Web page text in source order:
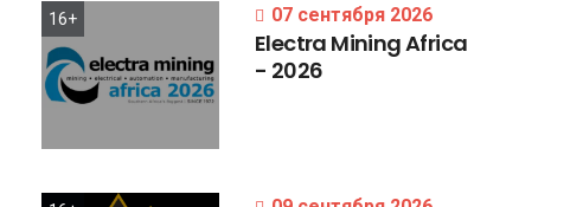
16+ 07 сентября 2026
Electra MiningAfrica
- 2026